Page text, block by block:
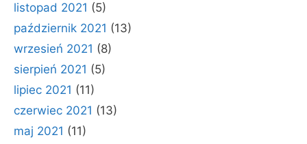
listopad 2021 (5)
październik 2021 (13)
wrzesień 2021 (8)
sierpień 2021 (5)
lipiec 2021 (11)
czerwiec 2021 (13)
maj 2021 (11)